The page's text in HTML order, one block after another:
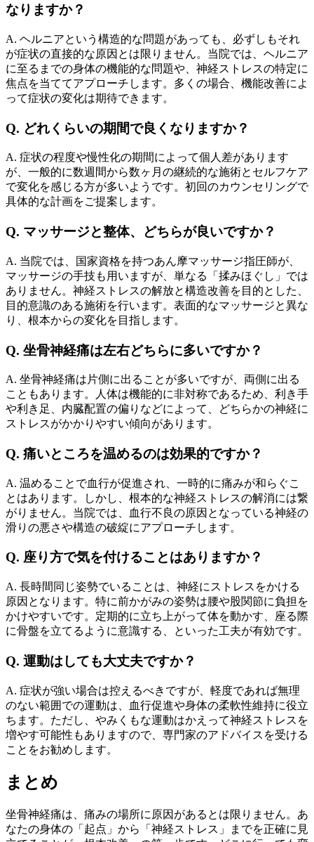
なりますか？
A. ヘルニアという構造的な問題があっても、必ずしもそれ
が症状の直接的な原因とは限りません。当院では、ヘルニア
に至るまでの身体の機能的な問題や、神経ストレスの特定に
焦点を当ててアプローチします。多くの場合、機能改善によ
って症状の変化は期待できます。
Q. どれくらいの期間で良くなりますか？
A. 症状の程度や慢性化の期間によって個人差があります
が、一般的に数週間から数ヶ月の継続的な施術とセルフケア
で変化を感じる方が多いようです。初回のカウンセリングで
具体的な計画をご提案します。
Q. マッサージと整体、どちらが良いですか？
A. 当院では、国家資格を持つあん摩マッサージ指圧師が、
マッサージの手技も用いますが、単なる「揉みほぐし」では
ありません。神経ストレスの解放と構造改善を目的とした、
目的意識のある施術を行います。表面的なマッサージと異な
り、根本からの変化を目指します。
Q. 坐骨神経痛は左右どちらに多いですか？
A. 坐骨神経痛は片側に出ることが多いですが、両側に出る
こともあります。人体は機能的に非対称であるため、利き手
や利き足、内臓配置の偏りなどによって、どちらかの神経に
ストレスがかかりやすい傾向があります。
Q. 痛いところを温めるのは効果的ですか？
A. 温めることで血行が促進され、一時的に痛みが和らぐこ
とはあります。しかし、根本的な神経ストレスの解消には繋
がりません。当院では、血行不良の原因となっている神経の
滑りの悪さや構造の破綻にアプローチします。
Q. 座り方で気を付けることはありますか？
A. 長時間同じ姿勢でいることは、神経にストレスをかける
原因となります。特に前かがみの姿勢は腰や股関節に負担を
かけやすいです。定期的に立ち上がって体を動かす、座る際
に骨盤を立てるように意識する、といった工夫が有効です。
Q. 運動はしても大丈夫ですか？
A. 症状が強い場合は控えるべきですが、軽度であれば無理
のない範囲での運動は、血行促進や身体の柔軟性維持に役立
ちます。ただし、やみくもな運動はかえって神経ストレスを
増やす可能性もありますので、専門家のアドバイスを受ける
ことをお勧めします。
まとめ
坐骨神経痛は、痛みの場所に原因があるとは限りません。あ
なたの身体の「起点」から「神経ストレス」までを正確に見